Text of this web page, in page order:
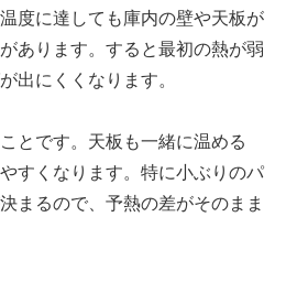
度に達しても庫内の壁や天板が
あります。すると最初の熱が弱
出にくくなります。
とです。天板も一緒に温める
すくなります。特に小ぶりのパ
まるので、予熱の差がそのまま